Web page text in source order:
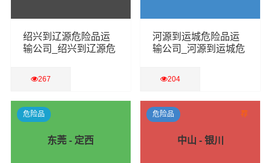
绍兴到辽源危险品运
输公司_绍兴到辽源危
267
查看详细
河源到运城危险品运
输公司_河源到运城危
204
查看详细
东莞 - 定西
危险品
中山 - 银川
危险品 荐